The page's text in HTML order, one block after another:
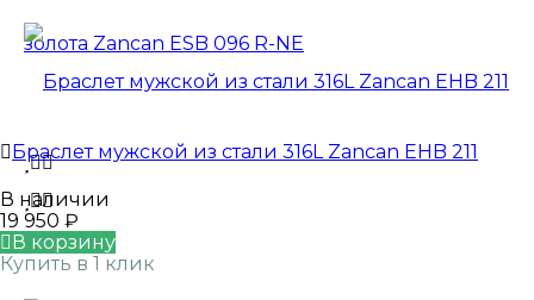
Браслет мужской из стали 316L Zancan EHB 211
В наличии
19 950 ₽
В корзину
Купить в 1 клик